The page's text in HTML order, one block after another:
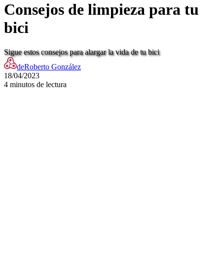
Consejos de limpieza para tu
bici
Sigue estos consejos para alargar la vida de tu bici
deRoberto González
18/04/2023
4 minutos de lectura